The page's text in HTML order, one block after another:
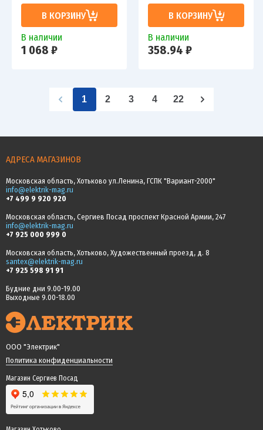
В КОРЗИНУ
В наличии
1 068 ₽
В КОРЗИНУ
В наличии
358.94 ₽
1 2 3 4 22
АДРЕСА МАГАЗИНОВ
Московская область, Хотьково ул.Ленина, ГСПК "Вариант-2000"
info@elektrik-mag.ru
+7 499 9 920 920
Московская область, Сергиев Посад проспект Красной Армии, 247
info@elektrik-mag.ru
+7 925 000 999 0
Московская область, Хотьково, Художественный проезд, д. 8
santex@elektrik-mag.ru
+7 925 598 91 91
Будние дни 9.00-19.00
Выходные 9.00-18.00
ООО "Электрик"
Политика конфиденциальности
Магазин Сергиев Посад